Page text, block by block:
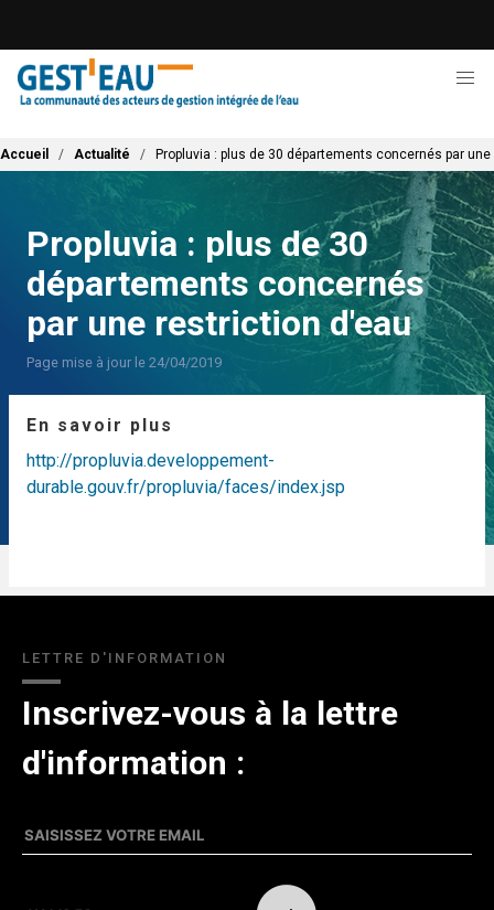
contenu
principal
Fil d'Ariane
Accueil Actualité Propluvia : plus de 30 départements concernés par
Propluvia : plus de 30
départements concernés
par une restriction d'eau
Page mise à jour le 24/04/2019
En savoir plus
http://propluvia.developpement-
durable.gouv.fr/propluvia/faces/index.jsp
LETTRE D'INFORMATION
Inscrivez-vous à la lettre
d'information :